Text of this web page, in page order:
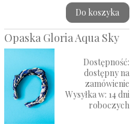
Do koszyka
Opaska Gloria Aqua Sky
Dostępność:
dostępny na
zamówienie
Wysyłka w: 14 dni
roboczych